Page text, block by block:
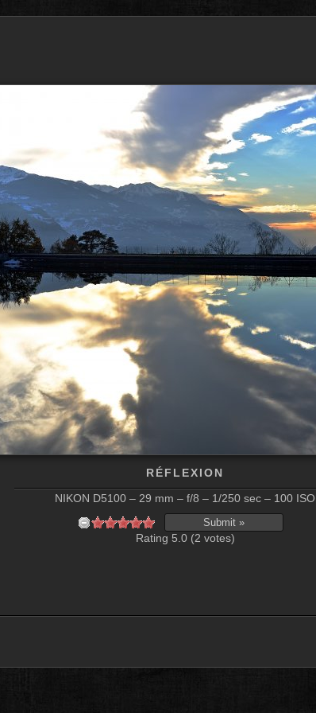
RÉFLEXION
NIKON D5100 – 29 mm – f/8 – 1/250 sec – 100 ISO
Rating 5.0 (2 votes)